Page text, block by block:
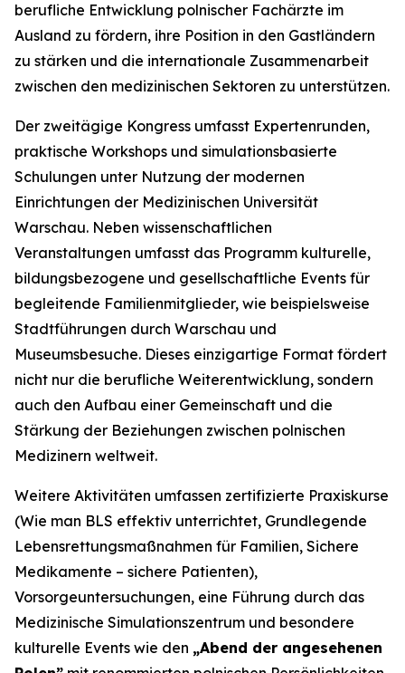
berufliche Entwicklung polnischer Fachärzte im
Ausland zu fördern, ihre Position in den Gastländern
zu stärken und die internationale Zusammenarbeit
zwischen den medizinischen Sektoren zu unterstützen.
Der zweitägige Kongress umfasst Expertenrunden,
praktische Workshops und simulationsbasierte
Schulungen unter Nutzung der modernen
Einrichtungen der Medizinischen Universität
Warschau. Neben wissenschaftlichen
Veranstaltungen umfasst das Programm kulturelle,
bildungsbezogene und gesellschaftliche Events für
begleitende Familienmitglieder, wie beispielsweise
Stadtführungen durch Warschau und
Museumsbesuche. Dieses einzigartige Format fördert
nicht nur die berufliche Weiterentwicklung, sondern
auch den Aufbau einer Gemeinschaft und die
Stärkung der Beziehungen zwischen polnischen
Medizinern weltweit.
Weitere Aktivitäten umfassen zertifizierte Praxiskurse
(Wie man BLS effektiv unterrichtet, Grundlegende
Lebensrettungsmaßnahmen für Familien, Sichere
Medikamente – sichere Patienten),
Vorsorgeuntersuchungen, eine Führung durch das
Medizinische Simulationszentrum und besondere
kulturelle Events wie den „Abend der angesehenen